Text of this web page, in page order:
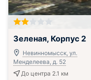
Зеленая, Корпус 2
Невинномысск, ул.
Менделеева, д. 52
До центра 2.1 км